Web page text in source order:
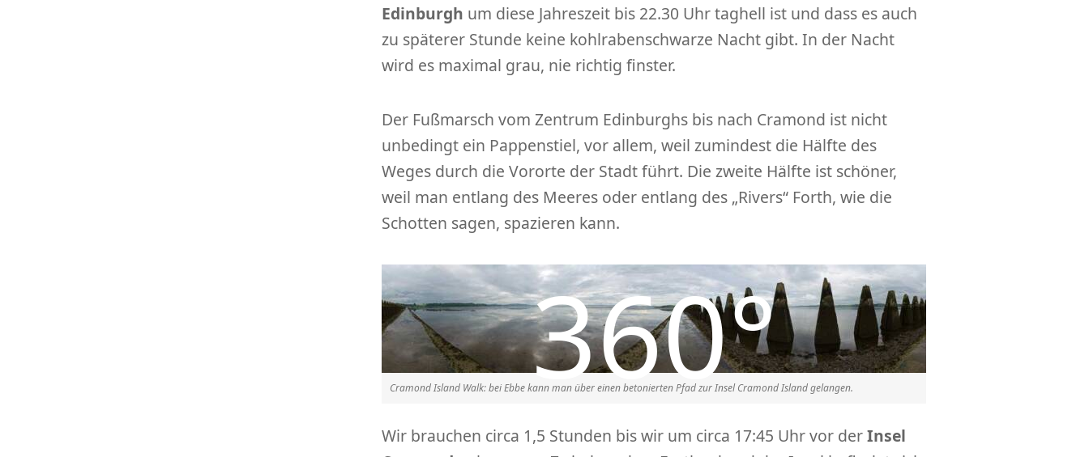
Edinburgh um diese Jahreszeit bis 22.30 Uhr taghell ist und dass es auch
zu späterer Stunde keine kohlrabenschwarze Nacht gibt. In der Nacht
wird es maximal grau, nie richtig finster.
Der Fußmarsch vom Zentrum Edinburghs bis nach Cramond ist nicht
unbedingt ein Pappenstiel, vor allem, weil zumindest die Hälfte des
Weges durch die Vororte der Stadt führt. Die zweite Hälfte ist schöner,
weil man entlang des Meeres oder entlang des „Rivers“ Forth, wie die
Schotten sagen, spazieren kann.
Cramond Island Walk: bei Ebbe kann man über einen betonierten Pfad zur Insel Cramond Island gelangen.
Wir brauchen circa 1,5 Stunden bis wir um circa 17:45 Uhr vor derInsel